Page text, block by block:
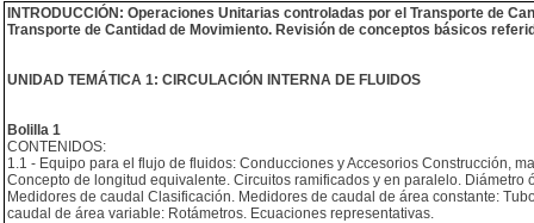
INTRODUCCIÓN: Operaciones Unitarias controladas por el Transporte de
Transporte de Cantidad de Movimiento. Revisión de conceptos básicos
UNIDAD TEMÁTICA 1: CIRCULACIÓN INTERNA DE FLUIDOS
Bolilla 1
CONTENIDOS:
1.1 - Equipo para el flujo de fluidos: Conducciones y Accesorios Construcción,
Concepto de longitud equivalente. Circuitos ramificados y en paralelo.
Medidores de caudal Clasificación. Medidores de caudal de área constante:
caudal de área variable: Rotámetros. Ecuaciones representativas.